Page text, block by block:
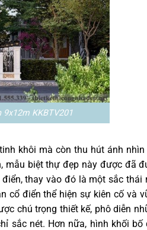
KKBTV201
khôi mà còn thu hút ánh nhìn
mẫu biệt thự đẹp này được đã
thay vào đó là một sắc thái
cổ điển thể hiện sự kiên cố và
chú trọng thiết kế, phô diễn
sắc nét. Hơn nữa, hình khối bố